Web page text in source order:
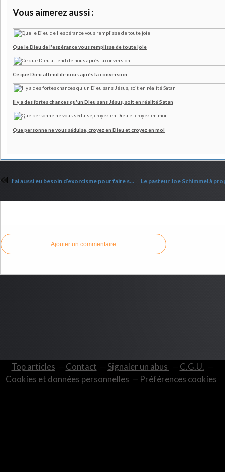
Vous aimerez aussi :
Que le Dieu de l'espérance vous remplisse de toute joie
Ce que Dieu attend de nous après la conversion
Il y a des fortes chances qu'un Dieu sans Jésus, soit en réalité Satan
Que personne ne vous séduise, croyez en Dieu et croyez en moi
J’ai aussi eu besoin d’exorcisme pour faire sortir tout ce que j’ai invité en moi
Ajouter un commentaire
Top articles Contact Signaler un abus
C.G.U.
Cookies et données personnelles
Préférences cookies